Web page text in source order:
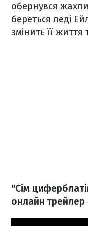
обернувся
береться леді
змінить її
"Сім
онлайн трейлер